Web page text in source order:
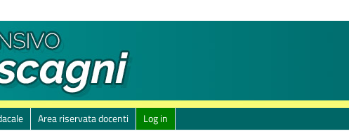
Area riservata docenti Log in